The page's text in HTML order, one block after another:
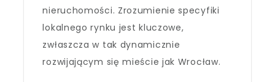
nieruchomości. Zrozumienie specyfiki
lokalnego rynku jest kluczowe,
zwłaszcza w tak dynamicznie
rozwijającym się mieście jak Wrocław.